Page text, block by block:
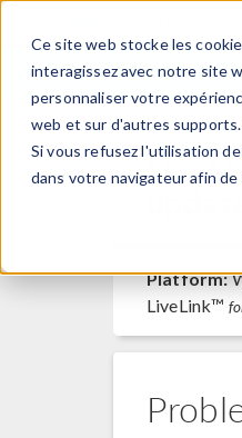
Ce site web stocke les
interagissez avec notre site
personnaliser votre
web et sur d'autres
Si vous refusez l'utilisation
dans votre navigateur afin
Platform:
LiveLink™